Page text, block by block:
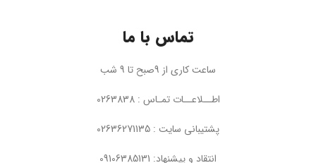
تماس با ما
ساعت کاری از 9صبح تا 9 شب
اطــلاعــات تمـاس : 0263838
پشتیبانی سایت : 02636271135
انتقاد و پیشنهاد: 09106385131